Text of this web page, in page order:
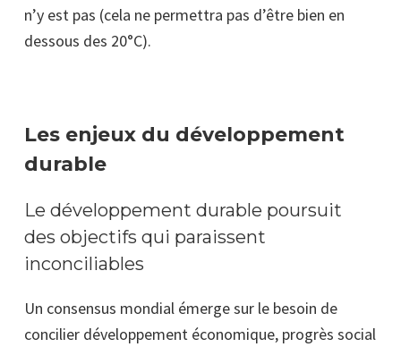
n’y est pas (cela ne permettra pas d’être bien en
dessous des 20°C).
Les enjeux du développement
durable
Le développement durable poursuit
des objectifs qui paraissent
inconciliables
Un consensus mondial émerge sur le besoin de
concilier développement économique, progrès social